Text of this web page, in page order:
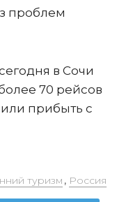
проблем
в Сочи
70 рейсов
или прибыть с
туризм , Россия